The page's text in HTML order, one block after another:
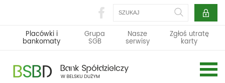
Szukaj
Placówki i
bankomaty
Grupa
SGB
Nasze
serwisy
Zgłoś utratę
karty